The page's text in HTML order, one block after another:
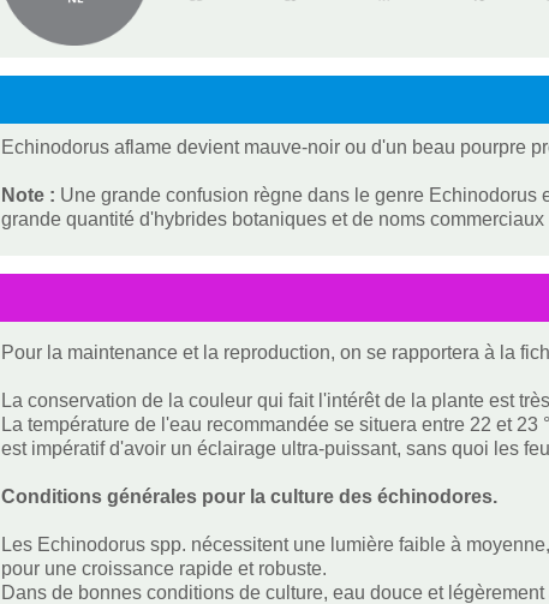
Echinodorus aflame devient mauve-noir ou d'un beau pourpre
Note : Une grande confusion règne dans le genre
grande quantité d'hybrides botaniques et de noms
Pour la maintenance et la reproduction, on se rapportera à la
La conservation de la couleur qui fait l'intérêt de la plante est
La température de l'eau recommandée se situera entre 22 et
est impératif d'avoir un éclairage ultra-puissant, sans quoi les
Conditions générales pour la culture des échinodores.
Les Echinodorus spp. nécessitent une lumière faible à
pour une croissance rapide et robuste.
Dans de bonnes conditions de culture, eau douce et